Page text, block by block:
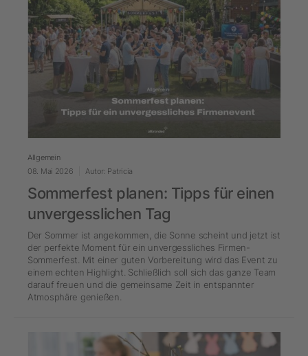
Allgemein
08. Mai 2026
Autor: Patricia
Sommerfest planen: Tipps für einen
unvergesslichen Tag
Der Sommer ist angekommen, die Sonne scheint und jetzt ist
der perfekte Moment für ein unvergessliches Firmen-
Sommerfest. Mit einer guten Vorbereitung wird das Event zu
einem echten Highlight. Schließlich soll sich das ganze Team
darauf freuen und die gemeinsame Zeit in entspannter
Atmosphäre genießen.